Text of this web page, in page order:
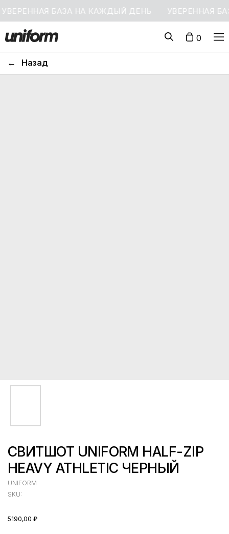
БАЗА НА КАЖДЫЙ ДЕНЬ УВЕРЕННАЯ
0
Назад
←
CВИТШОТ UNIFORM HALF-ZIP
HEAVY ATHLETIC ЧЕРНЫЙ
UNIFORM
SKU:
5190,00 ₽